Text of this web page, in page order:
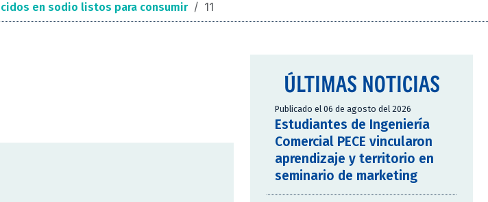
en sodio listos para consumir / 11
ÚLTIMAS NOTICIAS
Publicado el 06 de agosto del 2026
Estudiantes de Ingeniería
Comercial PECE vincularon
aprendizaje y territorio en
seminario de marketing